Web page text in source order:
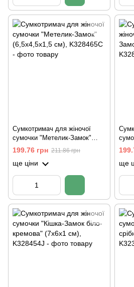
Сумкотримач для жіночої
сумочки "Метелик-Замок"
(6,5х4,5х1,5 см)
199.76 грн 211.86 грн
ще ціни ще